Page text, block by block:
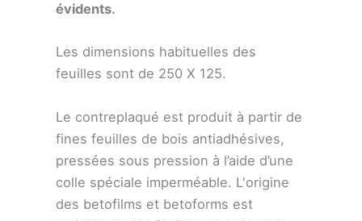
évidents.
Les dimensions habituelles des
feuilles sont de 250 X 125.
Le contreplaqué est produit à partir de
fines feuilles de bois antiadhésives,
pressées sous pression à l’aide d’une
colle spéciale imperméable. L'origine
des betofilms et betoforms est